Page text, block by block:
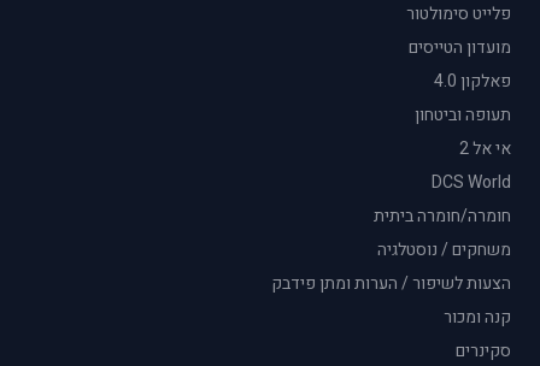
פלייט סימולטור
מועדון הטייסים
פאלקון 4.0
תעופה וביטחון
אי אל 2
DCS World
חומרה/חומרה ביתית
משחקים / נוסטלגיה
הצעות לשיפור / הערות ומתן פידבק
קנה ומכור
סקינרים